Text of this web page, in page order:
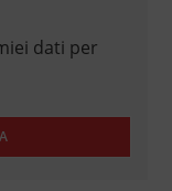
dati per